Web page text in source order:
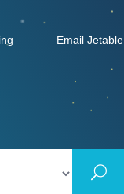
Email Jetable